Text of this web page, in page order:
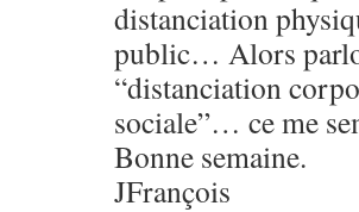
distanciation
public… Alors
“distanciation
sociale”… ce me
Bonne semaine.
JFrançois